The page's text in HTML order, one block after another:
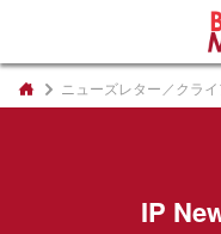
ニューズレター／クラ
IP